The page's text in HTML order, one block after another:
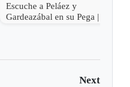
Escuche a Peláez y
Gardeazábal en su Pega |
Next